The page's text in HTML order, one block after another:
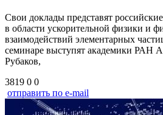
Свои доклады представят
в области ускорительной физики и
взаимодействий элементарных
семинаре выступят академики РАН
Рубаков,
3819 0 0
отправить по e-mail